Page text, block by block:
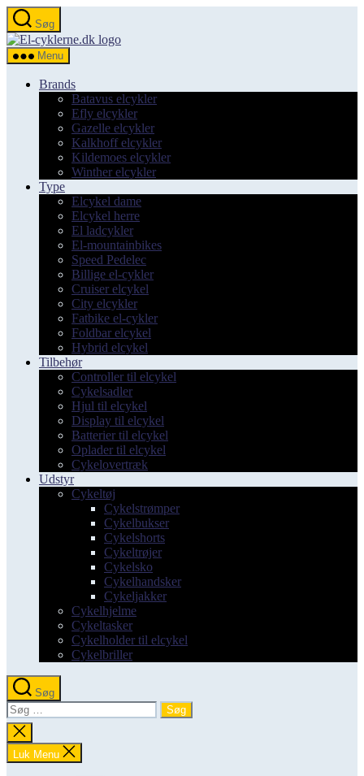
Spring
til
indholdet
Søg
el-
Menu
Brands
Batavus elcykler
Efly elcykler
Gazelle elcykler
Kalkhoff elcykler
Kildemoes elcykler
Winther elcykler
Type
Elcykel dame
Elcykel herre
El ladcykler
El-mountainbikes
Speed Pedelec
Billige el-cykler
Cruiser elcykel
City elcykler
Fatbike el-cykler
Foldbar elcykel
Hybrid elcykel
Tilbehør
Controller til elcykel
Cykelsadler
Hjul til elcykel
Display til elcykel
Batterier til elcykel
Oplader til elcykel
Cykelovertræk
Udstyr
Cykeltøj
Cykelstrømper
Cykelbukser
Cykelshorts
Cykeltrøjer
Cykelsko
Cykelhandsker
Cykeljakker
Cykelhjelme
Cykeltasker
Cykelholder til elcykel
Cykelbriller
Søg
Søg
efter:
Luk
søgning
Luk Menu